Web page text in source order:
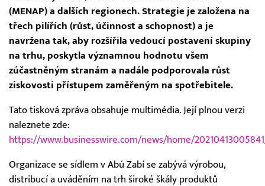
(MENAP) a dalších regionech. Strategie je založena na
třech pilířích (růst, účinnost a schopnost) a je
navržena tak, aby rozšířila vedoucí postavení skupiny
na trhu, poskytla významnou hodnotu všem
zúčastněným stranám a nadále podporovala růst
ziskovosti přístupem zaměřeným na spotřebitele.
Tato tisková zpráva obsahuje multimédia. Její plnou verzi
naleznete zde:
https://www.businesswire.com/news/home/
Organizace se sídlem v Abú Zabí se zabývá výrobou,
distribucí a uváděním na trh široké škály produktů